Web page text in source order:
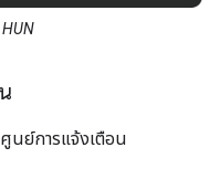
นย์การแจ้งเตือน